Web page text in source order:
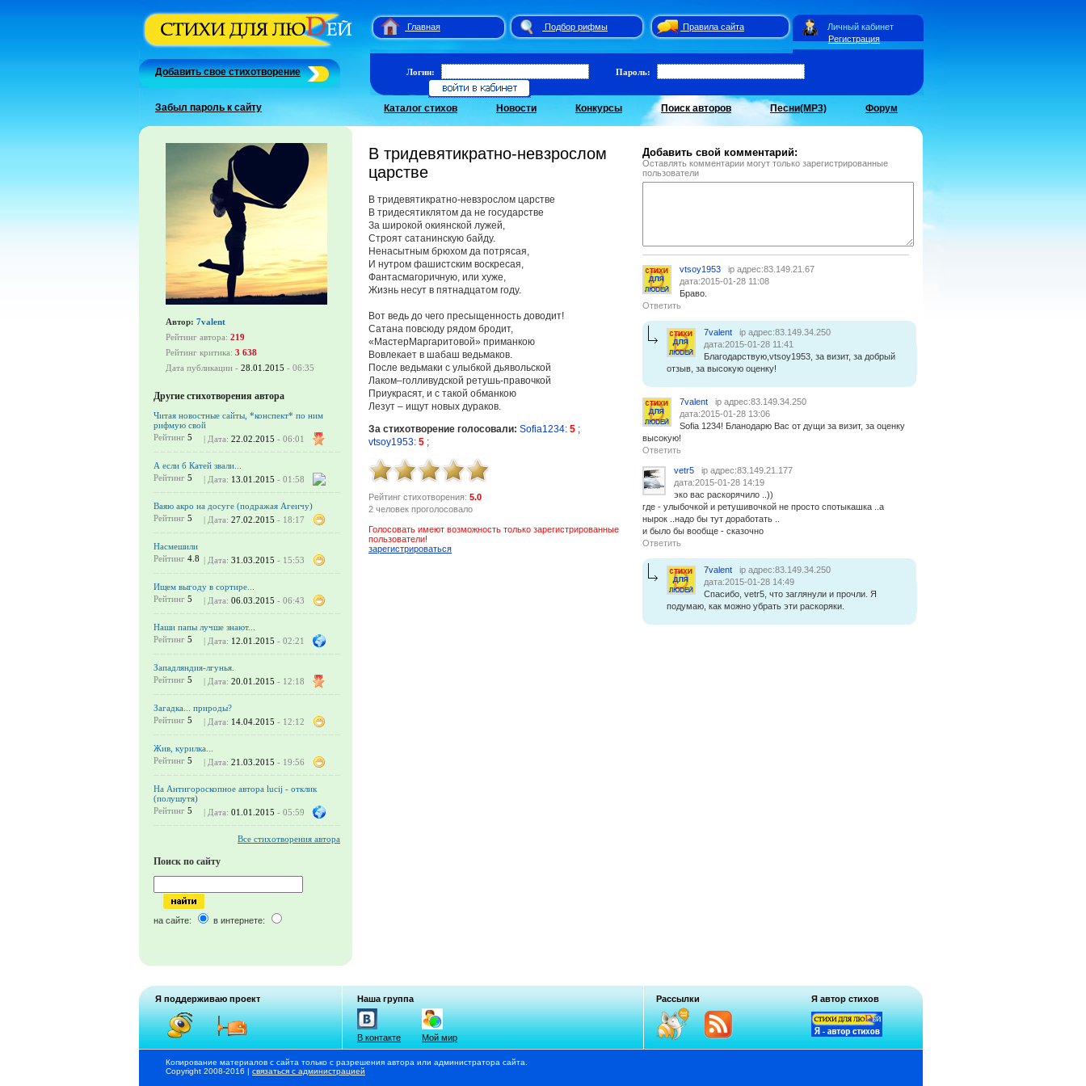
Главная Подбор рифмы
Правила сайта
Регистрация
Личный кабинет
Добавить свое стихотворение
Забыл пароль к сайту
Логин: Пароль:
Каталог стихов Новости Конкурсы Поиск авторов Песни(MP3) Форум
Автор: 7valent
Рейтинг автора: 219
Рейтинг критика: 3 638
Дата публикации - 28.01.2015 - 06:35
Другие стихотворения автора
Читая новостные сайты, *конспект* по ним
рифмую свой
Рейтинг 5 | Дата: 22.02.2015 - 06:01
А если б Катей звали...
Рейтинг 5 | Дата: 13.01.2015 - 01:58
Ваяю акро на досуге (подражая Агеичу)
Рейтинг 5 | Дата: 27.02.2015 - 18:17
Насмешили
Рейтинг 4.8 | Дата: 31.03.2015 - 15:53
Ищем выгоду в сортире...
Рейтинг 5 | Дата: 06.03.2015 - 06:43
Наши папы лучше знают...
Рейтинг 5 | Дата: 12.01.2015 - 02:21
Западляндия-лгунья.
Рейтинг 5 | Дата: 20.01.2015 - 12:18
Загадка... природы?
Рейтинг 5 | Дата: 14.04.2015 - 12:12
Жив, курилка...
Рейтинг 5 | Дата: 21.03.2015 - 19:56
На Антигороскопное автора lucij - отклик
(полушутя)
Рейтинг 5 | Дата: 01.01.2015 - 05:59
Все стихотворения автора
Поиск по сайту
на сайте: в интернете:
В тридевятикратно-невзрослом
царстве
В тридевятикратно-невзрослом царстве
В тридесятиклятом да не государстве
За широкой окиянской лужей,
Строят сатанинскую байду.
Ненасытным брюхом да потрясая,
И нутром фашистским воскресая,
Фантасмагоричную, или хуже,
Жизнь несут в пятнадцатом году.
Вот ведь до чего пресыщенность доводит!
Сатана повсюду рядом бродит,
«МастерМаргаритовой» приманкою
Вовлекает в шабаш ведьмаков.
После ведьмаки с улыбкой дьявольской
Лаком–голливудской ретушь-правочкой
Приукрасят, и с такой обманкою
Лезут – ищут новых дураков.
За стихотворение голосовали: Sofia1234: 5 ;
vtsoy1953: 5 ;
Рейтинг стихотворения: 5.0
2 человек проголосовало
Голосовать имеют возможность только зарегистрированные
пользователи!
зарегистрироваться
Добавить свой комментарий:
Оставлять комментарии могут только зарегистрированные
пользователи
vtsoy1953
ip адрес:83.149.21.67
дата:2015-01-28 11:08
Браво.
Ответить
7valent
ip адрес:83.149.34.250
дата:2015-01-28 11:41
Благодарствую,vtsoy1953, за визит, за добрый
отзыв, за высокую оценку!
7valent
ip адрес:83.149.34.250
дата:2015-01-28 13:06
Sofia 1234! Бланодарю Вас от дущи за визит, за оценку
высокую!
Ответить
vetr5
ip адрес:83.149.21.177
дата:2015-01-28 14:19
эко вас раскорячило ..))
где - улыбочкой и ретушивочкой не просто спотыкашка ..а
нырок ..надо бы тут доработать ..
и было бы вообще - сказочно
Ответить
7valent
ip адрес:83.149.34.250
дата:2015-01-28 14:49
Спасибо, vetr5, что заглянули и прочли. Я
подумаю, как можно убрать эти раскоряки.
Я поддерживаю проект Наша группа
В контакте Мой мир
Рассылки Я автор стихов
Копирование материалов с сайта только с разрешения автора или администратора сайта.
Copyright 2008-2016 | связаться с администрацией